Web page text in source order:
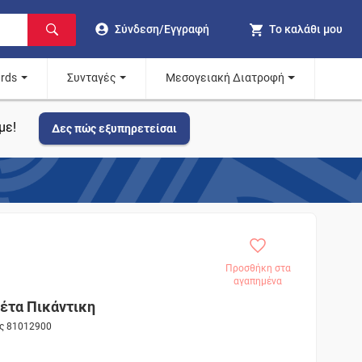
Σύνδεση/Εγγραφή Το καλάθι μου
Συνταγές Μεσογειακή Διατροφή
Δες πώς εξυπηρετείσαι
Προσθήκη στα
αγαπημένα
Πικάντικη
81012900